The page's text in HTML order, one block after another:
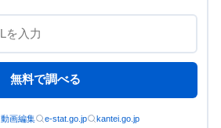
無料で調べる
動画編集 e-stat.go.jp
kantei.go.jp